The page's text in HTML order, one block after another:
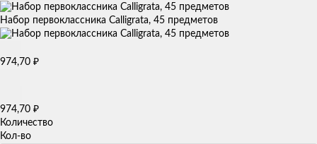
Набор первоклассника Calligrata, 45 предметов
974,70 ₽
974,70 ₽
Количество
Кол-во